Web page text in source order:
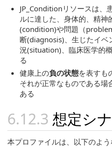
JP_Conditionリソースは、
ルに達した、身体的、精神
(condition)や問題（
断(diagnosis)、生じたイベ
況(situation)、臨床医学的
る
健康上の負の状態を表すも
それが正常なものである場
ある
想定シ
本プロファイルは、以下のよう